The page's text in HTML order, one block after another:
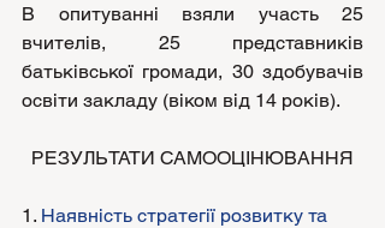
В опитуванні взяли участь 25
вчителів, 25 представників
батьківської громади, 30 здобувачів
освіти закладу (віком від 14 років).
РЕЗУЛЬТАТИ САМООЦІНЮВАННЯ
1. Наявність стратегії розвитку та